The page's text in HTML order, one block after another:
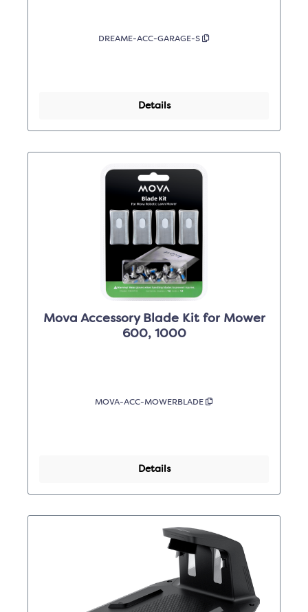
DREAME-ACC-GARAGE-S
Details
Mova Accessory Blade Kit for Mower
600, 1000
MOVA-ACC-MOWERBLADE
Details